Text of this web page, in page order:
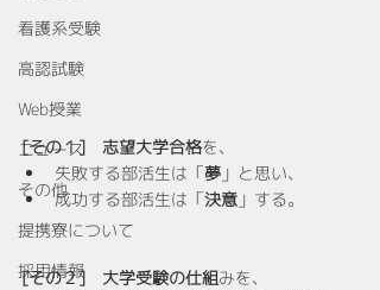
看護系受験
高認試験
Web授業
ニュース
その他
提携寮について
採用情報
[その１]　志望大学合格を、
失敗する部活生は「夢 」と思い、
成功する部活生は「決意 」する。
[その２]　大学受験の仕組みを、